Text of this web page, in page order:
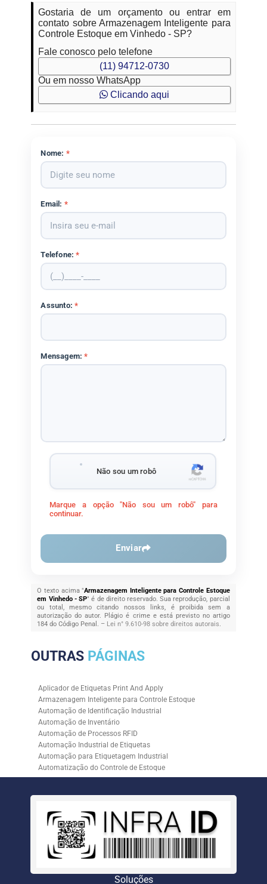
Gostaria de um orçamento ou entrar em
contato sobre Armazenagem Inteligente para
Controle Estoque em Vinhedo - SP?
Fale conosco pelo telefone
(11) 94712-0730
Ou em nosso WhatsApp
Clicando aqui
Nome: *
Email: *
Telefone:*
Assunto:*
Mensagem:*
Não sou um robô
Marque a opção "Não sou um robô" para
continuar.
Enviar
O texto acima "Armazenagem Inteligente para Controle Estoque
em Vinhedo - SP" é de direito reservado. Sua reprodução, parcial
ou total, mesmo citando nossos links, é proibida sem a
autorização do autor. Plágio é crime e está previsto no artigo
184 do Código Penal. – Lei n° 9.610-98 sobre direitos autorais.
OUTRAS PÁGINAS
Aplicador de Etiquetas Print And Apply
Armazenagem Inteligente para Controle Estoque
Automação de Identificação Industrial
Automação de Inventário
Automação de Processos RFID
Automação Industrial de Etiquetas
Automação para Etiquetagem Industrial
Automatização do Controle de Estoque
Controle de Estoque com RFID
Empresa de Automação para Processos Logísticos
Empresa de Rastreabilidade Industrial
Empresa de Soluções para Etiquetagem
Empresa Especializada em Inventário de Estoque
Etiqueta RFID para Controle de Estoque
Inventário de Estoque Automatizado
Soluções